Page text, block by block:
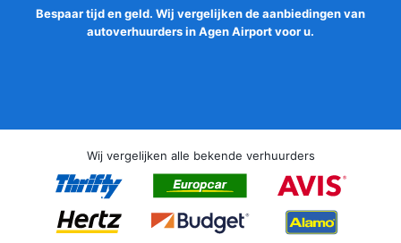
Bespaar tijd en geld. Wij vergelijken de aanbiedingen van
autoverhuurders in Agen Airport voor u.
Wij vergelijken alle bekende verhuurders